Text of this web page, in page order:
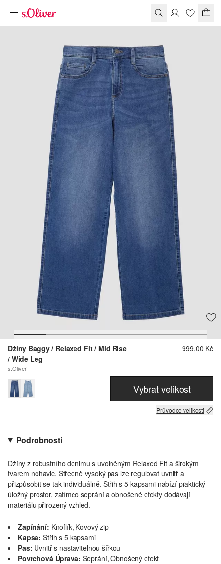
Džíny Baggy / Relaxed Fit / Mid Rise
/ Wide Leg
s.Oliver
999,00 Kč
Vybrat velikost
Průvodce velikosti
Podrobnosti
Džíny z robustního denimu s uvolněným Relaxed Fit a širokým
tvarem nohavic. Středně vysoký pas lze regulovat uvnitř a
přizpůsobit se tak individuálně. Střih s 5 kapsami nabízí praktický
úložný prostor, zatímco seprání a obnošené efekty dodávají
materiálu přirozený vzhled.
Zapínání: Knoflík, Kovový zip
Kapsa: Střih s 5 kapsami
Pas: Uvnitř s nastavitelnou šířkou
Povrchová Úprava: Seprání, Obnošený efekt